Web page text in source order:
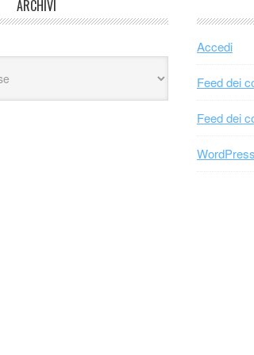
ARCHIVI
Accedi
Feed dei
Feed dei